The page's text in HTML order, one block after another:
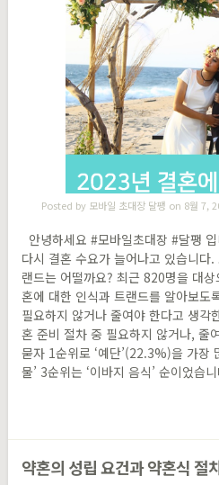
Posted by 모바일 초대장 달팽 on 8월 7,
안녕하세요 #모바일초대장 #달팽
다시 결혼 수요가 늘어나고 있습니
랜드는 어떨까요? 최근 820명을 대
혼에 대한 인식과 트랜드를 알아보
필요하지 않거나 줄여야 한다고 생
혼 준비 절차 중 필요하지 않거나, 줄
묻자 1순위로 ‘예단’(22.3%)을 가장
물’ 3순위는 ‘이바지 음식’ 순이었습
약혼의 성립 요건과 약혼식 절